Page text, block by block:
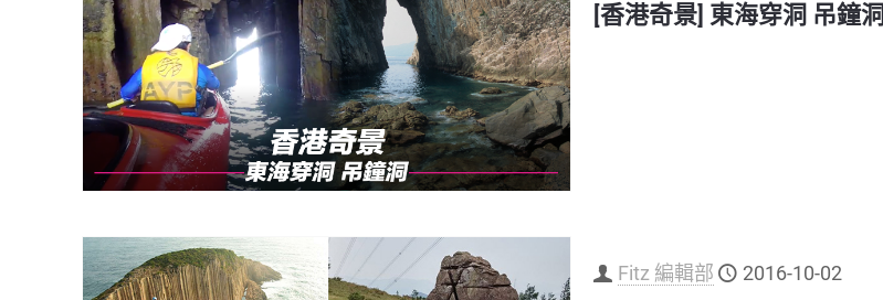
[香港奇景] 東海穿洞 吊鐘洞
Fitz 編輯部 2016-10-02